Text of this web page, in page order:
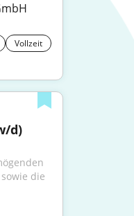
Vollzeit
d)
die